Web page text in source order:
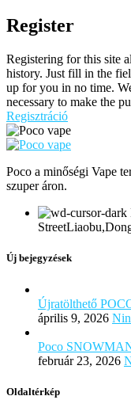
Register
Registering for this site
history. Just fill in the
up for you in no time.
necessary to make the
Regisztráció
Poco a minőségi Vape
szuper áron.
Új bejegyzések
Újratölthető
április 9, 2026
Poco
február 23, 2026
Oldaltérkép